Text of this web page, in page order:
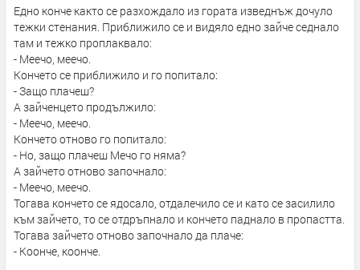
Едно конче както се разхождало из гората изведнъж дочуло
тежки стенания. Приближило се и видяло едно зайче седнало
там и тежко проплаквало:
- Меечо, меечо.
Кончето се приближило и го попитало:
- Защо плачеш?
А зайченцето продължило:
- Меечо, меечо.
Кончето отново го попитало:
- Но, защо плачеш Мечо го няма?
А зайчето отново започнало:
- Меечо, меечо.
Тогава кончето се ядосало, отдалечило се и като се засилило
към зайчето, то се отдръпнало и кончето паднало в пропастта.
Тогава зайчето отново започнало да плаче:
- Коонче, коонче.